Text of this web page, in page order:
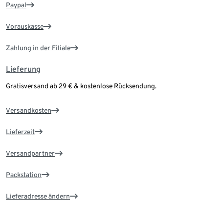
Paypal
Vorauskasse
Zahlung in der Filiale
Lieferung
Gratisversand ab 29 € & kostenlose Rücksendung.
Versandkosten
Lieferzeit
Versandpartner
Packstation
Lieferadresse ändern